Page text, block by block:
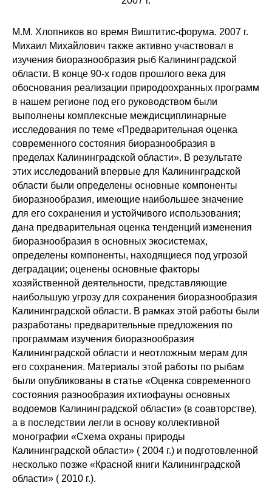
М.М. Хлопников во время Виштитис-форума. 2007 г.
Михаил Михайлович также активно участвовал в
изучения биоразнообразия рыб Калининградской
области. В конце 90-х годов прошлого века для
обоснования реализации природоохранных программ
в нашем регионе под его руководством были
выполнены комплексные междисциплинарные
исследования по теме «Предварительная оценка
современного состояния биоразнообразия в
пределах Калининградской области». В результате
этих исследований впервые для Калининградской
области были определены основные компоненты
биоразнообразия, имеющие наибольшее значение
для его сохранения и устойчивого использования;
дана предварительная оценка тенденций изменения
биоразнообразия в основных экосистемах,
определены компоненты, находящиеся под угрозой
деградации; оценены основные факторы
хозяйственной деятельности, представляющие
наибольшую угрозу для сохранения биоразнообразия
Калининградской области. В рамках этой работы были
разработаны предварительные предложения по
программам изучения биоразнообразия
Калининградской области и неотложным мерам для
его сохранения. Материалы этой работы по рыбам
были опубликованы в статье «Оценка современного
состояния разнообразия ихтиофауны основных
водоемов Калининградской области» (в соавторстве),
а в последствии легли в основу коллективной
монографии «Схема охраны природы
Калининградской области» ( 2004 г.) и подготовленной
несколько позже «Красной книги Калининградской
области» ( 2010 г.).